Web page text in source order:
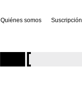
Quiénes somos Suscripción